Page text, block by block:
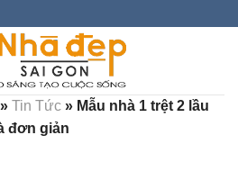
» Tin Tức » Mẫu nhà 1 trệt 2 lầu
đơn giản